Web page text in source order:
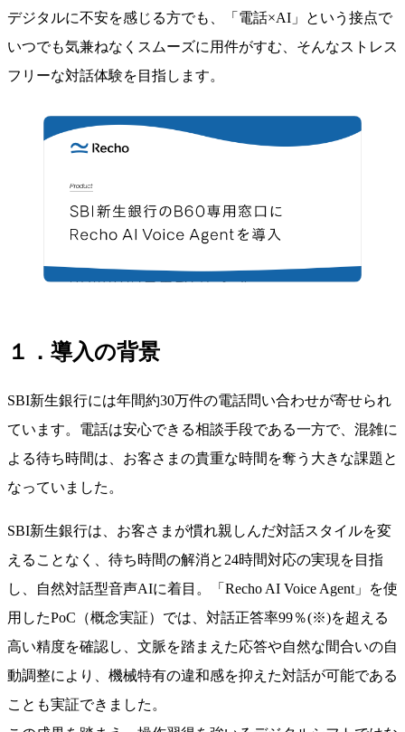
デジタルに不安を感じる方でも、「電話×AI」という接点で
いつでも気兼ねなくスムーズに用件がすむ、そんなストレス
フリーな対話体験を目指します。
１．導入の背景
SBI新生銀行には年間約30万件の電話問い合わせが寄せられ
ています。電話は安心できる相談手段である一方で、混雑に
よる待ち時間は、お客さまの貴重な時間を奪う大きな課題と
なっていました。
SBI新生銀行は、お客さまが慣れ親しんだ対話スタイルを変
えることなく、待ち時間の解消と24時間対応の実現を目指
し、自然対話型音声AIに着目。「Recho AI Voice Agent」を使
用したPoC（概念実証）では、対話正答率99％(※)を超える
高い精度を確認し、文脈を踏まえた応答や自然な間合いの自
動調整により、機械特有の違和感を抑えた対話が可能である
ことも実証できました。